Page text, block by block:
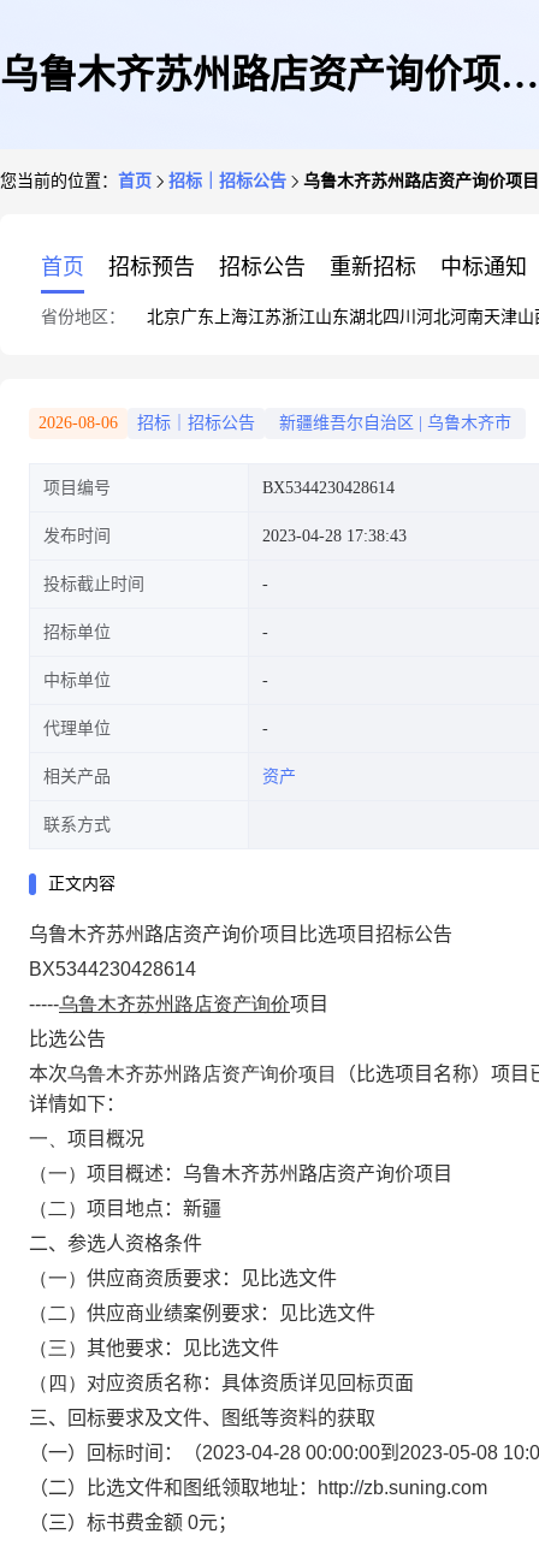
乌鲁木齐苏州路店资产询价项目
您当前的位置： 首页 招标｜招标公告 乌鲁木齐苏州路店资产询价项
首页 招标预告 招标公告 重新招标 中标通知
省份地区： 北京广东 上海江苏浙江山东湖北四川 河北河南天津山
2026-08-06 招标｜招标公告 新疆维吾尔自治区 乌鲁木齐市
项目编号 BX5344230428614
发布时间 2023-04-28 17:38:43
投标截止时间
招标单位
中标单位
代理单位
相关产品 资产
联系方式
正文内容
乌鲁木齐苏州路店资产询价项目比选项目招标公告
BX5344230428614
-----乌鲁木齐苏州路店资产询价项目
比选公告
本次乌鲁木齐苏州路店资产询价项目
（比选项目名称）项
详情如下：
一、 项目概况
（一） 项目概述：乌鲁木齐苏州路店资产询价项目
（二） 项目地点：新疆
二、参选人资格条件
（一） 供应商资质要求：见比选文件
（二） 供应商业绩案例要求：见比选文件
（三） 其他要求：见比选文件
（四） 对应资质名称：具体资质详见回标页面
三、回标要求及文件、图纸等资料的获取
（一）回标时间：（2023-04-28 00:00:00到2023-05-08
（二）比选文件和图纸领取地址：http://zb.suning.com
（三）标书费金额 0元；